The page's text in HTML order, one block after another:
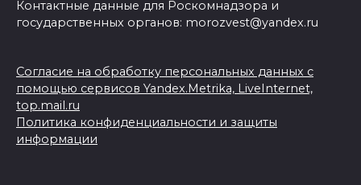
Контактные данные для Роскомнадзора и
государственных органов: morozvest@yandex.ru
Согласие на обработку персональных данных с
помощью сервисов Yandex.Metrika, LiveInternet,
top.mail.ru
Политика конфиденциальности и защиты
информации